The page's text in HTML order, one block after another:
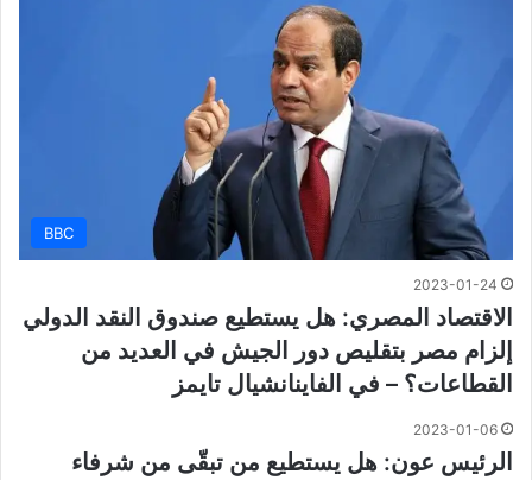
BBC
2023-01-24
الاقتصاد المصري: هل يستطيع صندوق النقد الدولي
إلزام مصر بتقليص دور الجيش في العديد من
القطاعات؟ – في الفاينانشيال تايمز
2023-01-06
الرئيس عون: هل يستطيع من تبقّى من شرفاء